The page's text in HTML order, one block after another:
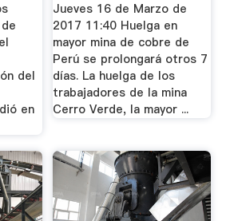
del
en
Jueves 16 de Marzo de
2017 11:40 Huelga en
mayor mina de cobre de
Perú se prolongará otros 7
días. La huelga de los
trabajadores de la mina
Cerro Verde, la mayor ...